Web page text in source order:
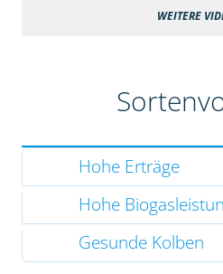
WEITERE
Hohe Erträge
Hohe
Gesunde Kolben